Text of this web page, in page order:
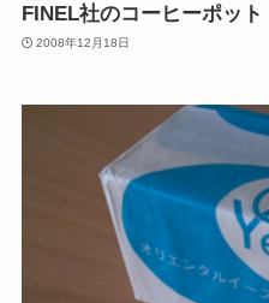
FINEL社のコーヒーポット
2008年12月18日